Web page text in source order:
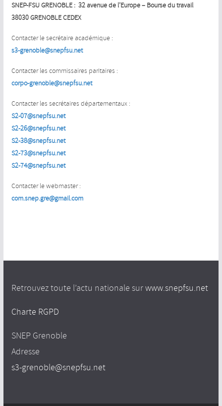
SNEP-FSU GRENOBLE : 32 avenue de l’Europe – Bourse du travail
38030 GRENOBLE CEDEX
Contacter le secrétaire académique :
s3-grenoble@snepfsu.net
Contacter les commissaires paritaires :
corpo-grenoble@snepfsu.net
Contacter les secrétaires départementaux :
S2-07@snepfsu.net
S2-26@snepfsu.net
S2-38@snepfsu.net
S2-73@snepfsu.net
S2-74@snepfsu.net
Contacter le webmaster :
com.snep.gre@gmail.com
Retrouvez toute l’actu nationale surwww.snepfsu.net
Charte RGPD
SNEP Grenoble
Adresse
s3-grenoble@snepfsu.net